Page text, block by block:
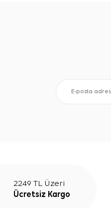
2249 TL Üzeri
Ücretsiz Kargo